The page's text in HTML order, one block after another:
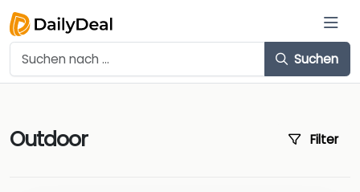
Suchen
Outdoor Filter